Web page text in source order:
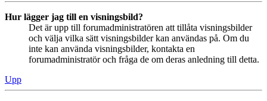
Hur lägger jag till en visningsbild?
Det är upp till forumadministratören att tillåta visningsbilder
och välja vilka sätt visningsbilder kan användas på. Om du
inte kan använda visningsbilder, kontakta en
forumadministratör och fråga de om deras anledning till detta.
Upp